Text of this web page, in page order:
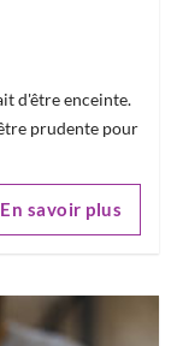
d'être enceinte.
prudente pour
En savoir plus